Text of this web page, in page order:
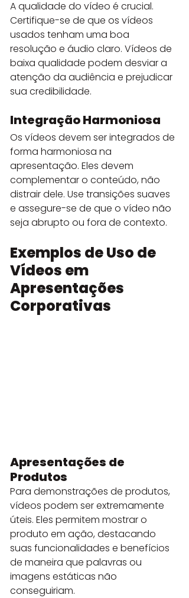
A qualidade do vídeo é crucial.
Certifique-se de que os vídeos
usados tenham uma boa
resolução e áudio claro. Vídeos de
baixa qualidade podem desviar a
atenção da audiência e prejudicar
sua credibilidade.
Integração Harmoniosa
Os vídeos devem ser integrados de
forma harmoniosa na
apresentação. Eles devem
complementar o conteúdo, não
distrair dele. Use transições suaves
e assegure-se de que o vídeo não
seja abrupto ou fora de contexto.
Exemplos de Uso de
Vídeos em
Apresentações
Corporativas
Apresentações de
Produtos
Para demonstrações de produtos,
vídeos podem ser extremamente
úteis. Eles permitem mostrar o
produto em ação, destacando
suas funcionalidades e benefícios
de maneira que palavras ou
imagens estáticas não
conseguiriam.